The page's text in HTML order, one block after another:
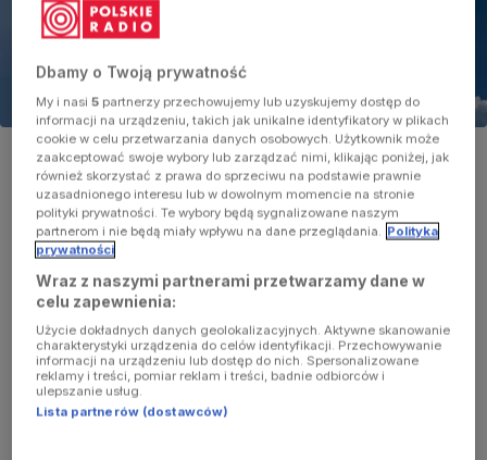
Zdjęcie ilustracyjne
Foto: shutterstock.com/SCOTTCHAN
Dbamy o Twoją prywatność
My i nasi5 partnerzy przechowujemy lub uzyskujemy dostęp do
informacji na urządzeniu, takich jak unikalne identyfikatory w plikach
cookie w celu przetwarzania danych osobowych. Użytkownik może
zaakceptować swoje wybory lub zarządzać nimi, klikając poniżej, jak
również skorzystać z prawa do sprzeciwu na podstawie prawnie
uzasadnionego interesu lub w dowolnym momencie na stronie
polityki prywatności. Te wybory będą sygnalizowane naszym
partnerom i nie będą miały wpływu na dane przeglądania. Polityka
prywatności
Wraz z naszymi partnerami przetwarzamy dane w
celu zapewnienia:
Użycie dokładnych danych geolokalizacyjnych. Aktywne skanowanie
charakterystyki urządzenia do celów identyfikacji. Przechowywanie
informacji na urządzeniu lub dostęp do nich. Spersonalizowane
reklamy i treści, pomiar reklam i treści, badnie odbiorców i
ulepszanie usług.
Lista partnerów (dostawców)